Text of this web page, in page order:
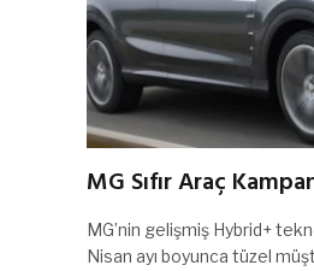
MG Sıfır Araç
MG’nin gelişmiş Hybrid+
Nisan ayı boyunca tüzel